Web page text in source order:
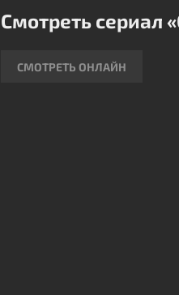
восстанавливают
обретают спокойствие
Смотреть сериал
СМОТРЕТЬ ОНЛАЙН